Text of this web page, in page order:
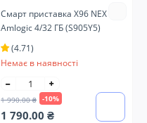
Смарт приставка X96 NEX
Amlogic 4/32 ГБ (S905Y5)
(4.71)
Немає в наявності
1 990.00 ₴ -10%
1 790.00 ₴